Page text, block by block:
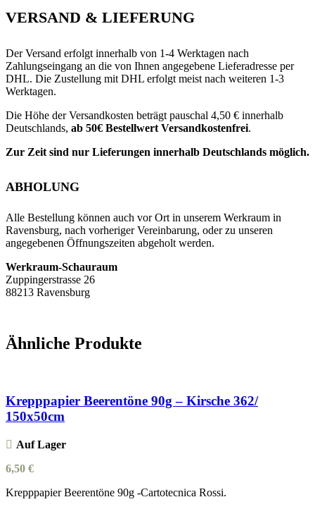
VERSAND & LIEFERUNG
Der Versand erfolgt innerhalb von 1-4 Werktagen nach
Zahlungseingang an die von Ihnen angegebene Lieferadresse per
DHL. Die Zustellung mit DHL erfolgt meist nach weiteren 1-3
Werktagen.
Die Höhe der Versandkosten beträgt pauschal 4,50 € innerhalb
Deutschlands, ab 50€ Bestellwert Versandkostenfrei.
Zur Zeit sind nur Lieferungen innerhalb Deutschlands möglich.
ABHOLUNG
Alle Bestellung können auch vor Ort in unserem Werkraum in
Ravensburg, nach vorheriger Vereinbarung, oder zu unseren
angegebenen Öffnungszeiten abgeholt werden.
Werkraum-Schauraum
Zuppingerstrasse 26
88213 Ravensburg
Ähnliche Produkte
Krepppapier Beerentöne 90g – Kirsche 362/
150x50cm
Auf Lager
6,50 €
Krepppapier Beerentöne 90g -Cartotecnica Rossi.